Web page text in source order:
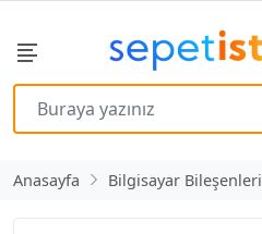
Anasayfa Bilgisayar Bileşenleri